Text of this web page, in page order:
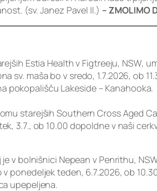
(sv. Janez Pavel II.) – ZMOLIMO
Estia Health v Figtreeju, NSW,
sv. maša bo v sredo, 1.7.2026, ob
pokopališču Lakeside – Kanahooka.
starejših Southern Cross Aged
3.7., ob 10.00 dopoldne v naši
v bolnišnici Nepean v Penrithu,
v ponedeljek teden, 6.7.2026, ob
upepeljena.